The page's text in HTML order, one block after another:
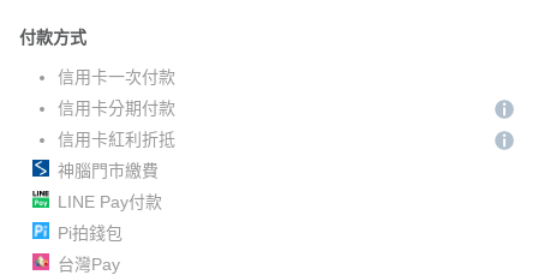
付款方式
信用卡一次付款
信用卡分期付款
信用卡紅利折抵
神腦門市繳費
LINE Pay付款
Pi拍錢包
台灣Pay